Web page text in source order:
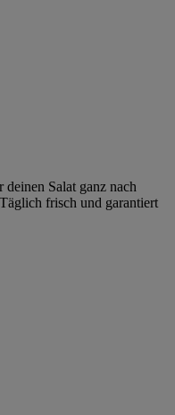
deinen Salat ganz nach
frisch und garantiert